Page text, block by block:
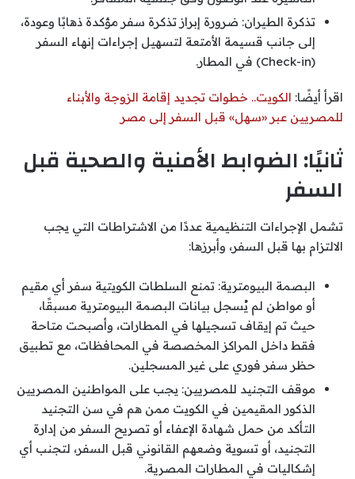
تذكرة الطيران: ضرورة إبراز تذكرة سفر مؤكدة ذهابًا وعودة،
إلى جانب قسيمة الأمتعة لتسهيل إجراءات إنهاء السفر
(Check-in) في المطار.
اقرأ أيضًا: الكويت.. خطوات تجديد إقامة الزوجة والأبناء
للمصريين عبر «سهل» قبل السفر إلى مصر
ثانيًا: الضوابط الأمنية والصحية قبل
السفر
تشمل الإجراءات التنظيمية عددًا من الاشتراطات التي يجب
الالتزام بها قبل السفر، وأبرزها:
البصمة البيومترية: تمنع السلطات الكويتية سفر أي مقيم
أو مواطن لم يُسجل بيانات البصمة البيومترية مسبقًا،
حيث تم إيقاف تسجيلها في المطارات، وأصبحت متاحة
فقط داخل المراكز المخصصة في المحافظات، مع تطبيق
حظر سفر فوري على غير المسجلين.
موقف التجنيد للمصريين: يجب على المواطنين المصريين
الذكور المقيمين في الكويت ممن هم في سن التجنيد
التأكد من حمل شهادة الإعفاء أو تصريح السفر من إدارة
التجنيد، أو تسوية وضعهم القانوني قبل السفر، لتجنب أي
إشكاليات في المطارات المصرية.